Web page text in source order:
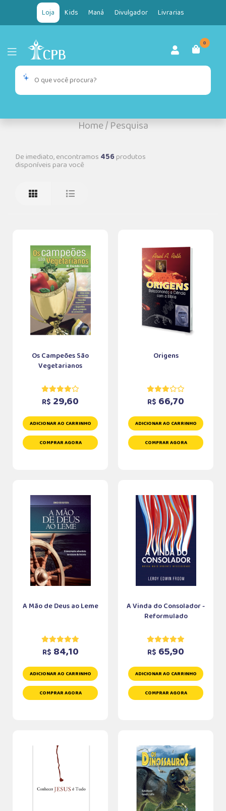
Loja Kids Maná Divulgador Livrarias
0
Home/Pesquisa
De imediato, encontramos 456produtos
disponíveis para você
Os Campeões São
Vegetarianos
R$ 29,60
ADICIONAR AO CARRINHO
COMPRAR AGORA
Origens
R$ 66,70
ADICIONAR AO CARRINHO
COMPRAR AGORA
A Mão de Deus ao Leme
R$ 84,10
ADICIONAR AO CARRINHO
COMPRAR AGORA
A Vinda do Consolador -
Reformulado
R$ 65,90
ADICIONAR AO CARRINHO
COMPRAR AGORA